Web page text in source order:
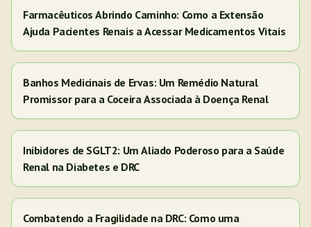
Farmacêuticos Abrindo Caminho: Como a Extensão
Ajuda Pacientes Renais a Acessar Medicamentos Vitais
Banhos Medicinais de Ervas: Um Remédio Natural
Promissor para a Coceira Associada à Doença Renal
Inibidores de SGLT2: Um Aliado Poderoso para a Saúde
Renal na Diabetes e DRC
Combatendo a Fragilidade na DRC: Como uma